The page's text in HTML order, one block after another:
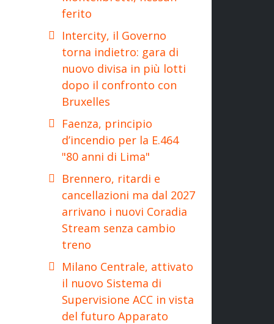
ferito
Intercity, il Governo
torna indietro: gara di
nuovo divisa in più lotti
dopo il confronto con
Bruxelles
Faenza, principio
d’incendio per la E.464
"80 anni di Lima"
Brennero, ritardi e
cancellazioni ma dal 2027
arrivano i nuovi Coradia
Stream senza cambio
treno
Milano Centrale, attivato
il nuovo Sistema di
Supervisione ACC in vista
del futuro Apparato